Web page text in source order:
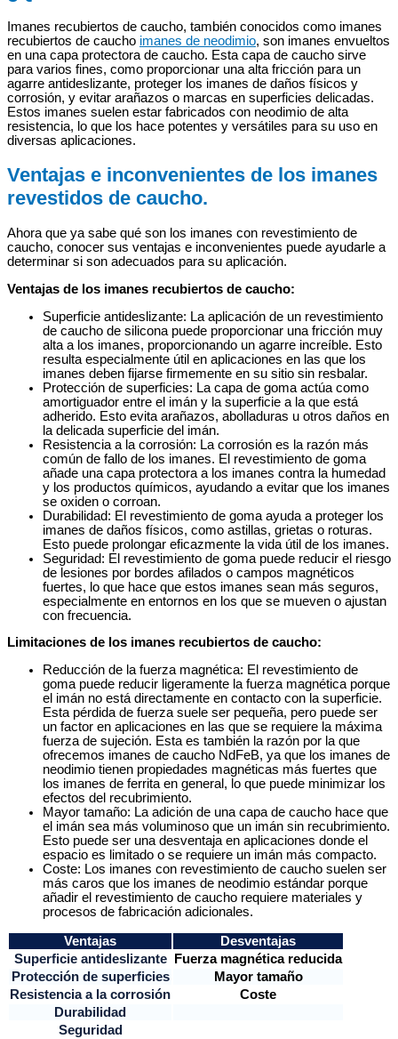
Imanes recubiertos de caucho, también conocidos como imanes
recubiertos de caucho imanes de neodimio, son imanes envueltos
en una capa protectora de caucho. Esta capa de caucho sirve
para varios fines, como proporcionar una alta fricción para un
agarre antideslizante, proteger los imanes de daños físicos y
corrosión, y evitar arañazos o marcas en superficies delicadas.
Estos imanes suelen estar fabricados con neodimio de alta
resistencia, lo que los hace potentes y versátiles para su uso en
diversas aplicaciones.
Ventajas e inconvenientes de los imanes
revestidos de caucho.
Ahora que ya sabe qué son los imanes con revestimiento de
caucho, conocer sus ventajas e inconvenientes puede ayudarle a
determinar si son adecuados para su aplicación.
Ventajas de los imanes recubiertos de caucho:
Superficie antideslizante: La aplicación de un revestimiento
de caucho de silicona puede proporcionar una fricción muy
alta a los imanes, proporcionando un agarre increíble. Esto
resulta especialmente útil en aplicaciones en las que los
imanes deben fijarse firmemente en su sitio sin resbalar.
Protección de superficies: La capa de goma actúa como
amortiguador entre el imán y la superficie a la que está
adherido. Esto evita arañazos, abolladuras u otros daños en
la delicada superficie del imán.
Resistencia a la corrosión: La corrosión es la razón más
común de fallo de los imanes. El revestimiento de goma
añade una capa protectora a los imanes contra la humedad
y los productos químicos, ayudando a evitar que los imanes
se oxiden o corroan.
Durabilidad: El revestimiento de goma ayuda a proteger los
imanes de daños físicos, como astillas, grietas o roturas.
Esto puede prolongar eficazmente la vida útil de los imanes.
Seguridad: El revestimiento de goma puede reducir el riesgo
de lesiones por bordes afilados o campos magnéticos
fuertes, lo que hace que estos imanes sean más seguros,
especialmente en entornos en los que se mueven o ajustan
con frecuencia.
Limitaciones de los imanes recubiertos de caucho:
Reducción de la fuerza magnética: El revestimiento de
goma puede reducir ligeramente la fuerza magnética porque
el imán no está directamente en contacto con la superficie.
Esta pérdida de fuerza suele ser pequeña, pero puede ser
un factor en aplicaciones en las que se requiere la máxima
fuerza de sujeción. Esta es también la razón por la que
ofrecemos imanes de caucho NdFeB, ya que los imanes de
neodimio tienen propiedades magnéticas más fuertes que
los imanes de ferrita en general, lo que puede minimizar los
efectos del recubrimiento.
Mayor tamaño: La adición de una capa de caucho hace que
el imán sea más voluminoso que un imán sin recubrimiento.
Esto puede ser una desventaja en aplicaciones donde el
espacio es limitado o se requiere un imán más compacto.
Coste: Los imanes con revestimiento de caucho suelen ser
más caros que los imanes de neodimio estándar porque
añadir el revestimiento de caucho requiere materiales y
procesos de fabricación adicionales.
Ventajas
Desventajas
Superficie antideslizante
Fuerza magnética reducida
Protección de superficies
Mayor tamaño
Resistencia a la corrosión
Coste
Durabilidad
Seguridad